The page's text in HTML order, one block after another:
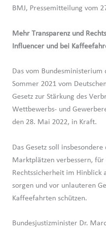
BMJ, Pressemitteilung vom
Mehr Transparenz und
Influencer und bei
Das vom
Sommer 2021 vom
Gesetz zur Stärkung des
Wettbewerbs- und
den 28. Mai 2022, in Kraft.
Das Gesetz soll
Marktplätzen verbessern, für
Rechtssicherheit im
sorgen und vor unlauteren
Kaffeefahrten schützen.
Bundesjustizminister Dr.